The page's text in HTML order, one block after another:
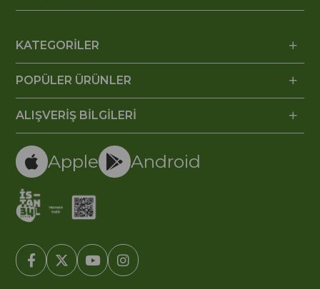
KATEGORİLER
POPÜLER ÜRÜNLER
ALIŞVERİŞ BİLGİLERİ
Apple Android